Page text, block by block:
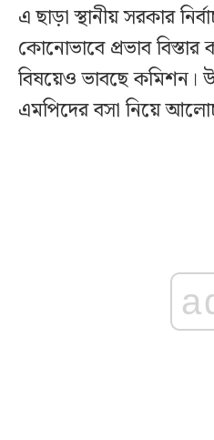
এ ছাড়া স্থানীয় সরকার
কোনোভাবে প্রভাব
বিষয়েও ভাবছে কমিশন।
এমপিদের বসা নিয়ে